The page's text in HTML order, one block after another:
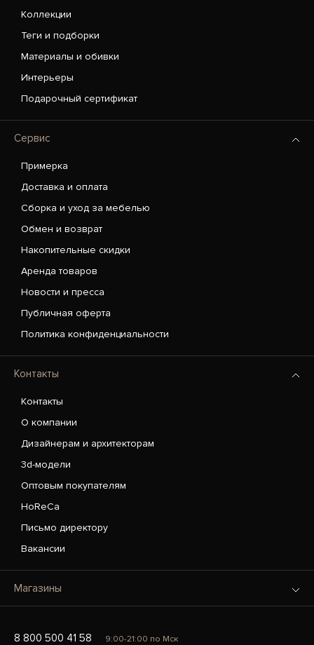
Коллекции
Теги и подборки
Материалы и обивки
Интерьеры
Подарочный сертификат
Сервис
Примерка
Доставка и оплата
Сборка и уход за мебелью
Обмен и возврат
Накопительные скидки
Аренда товаров
Новости и пресса
Публичная оферта
Политика конфиденциальности
Контакты
Контакты
О компании
Дизайнерам и архитекторам
3d-модели
Оптовым покупателям
HoReCa
Письмо директору
Вакансии
Магазины
8 800 500 41 58 9:00-21:00 по Мск